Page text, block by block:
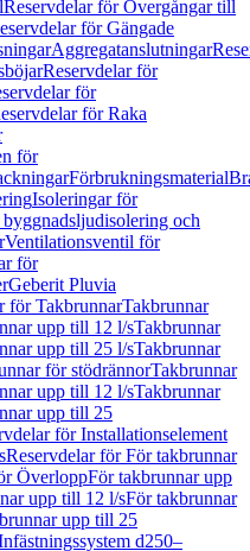
Reservdelar för Övergångar till
för Gängade
Aggregatanslutningar
Reservdelar för
för
för Raka
för
Förbrukningsmaterial
Isoleringar för
och
Ventilationsventil för
för
Geberit Pluvia
för TakbrunnarTakbrunnar
upp till 12 l/sTakbrunnar
upp till 25 l/sTakbrunnar
för stödrännorTakbrunnar
upp till 12 l/sTakbrunnar
upp till 25
för Installationselement
Reservdelar för För takbrunnar
ÖverloppFör takbrunnar upp
upp till 12 l/sFör takbrunnar
upp till 25
d250–